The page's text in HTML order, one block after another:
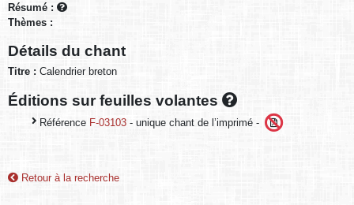
Résumé :
Thèmes :
Détails du chant
Titre : Calendrier breton
Éditions sur feuilles volantes
Référence F-03103 - unique chant de l’imprimé -
Retour à la recherche